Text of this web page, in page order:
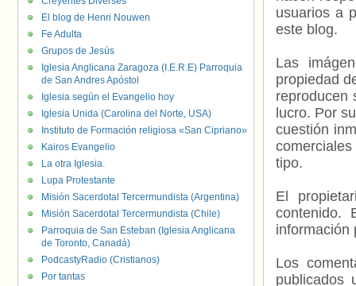
usuarios a
este blog.
Las
propiedad
reproducen
lucro. Por
cuestión
tipo.
El
contenido.
información
Los
publicados
El blog de Henri Nouwen
Fe Adulta
Grupos de Jesús
Iglesia Anglicana Zaragoza (I.E.R.E) Parroquia
de San Andres Apóstol
Iglesia según el Evangelio hoy
Iglesia Unida (Carolina del Norte, USA)
Instituto de Formación religiosa «San Cipriano»
Kairos Evangelio
La otra Iglesia.
Lupa Protestante
Misión Sacerdotal Tercermundista (Argentina)
Misión Sacerdotal Tercermundista (Chile)
Parroquia de San Esteban (Iglesia Anglicana
de Toronto, Canadá)
PodcastyRadio (Cristianos)
Por tantas